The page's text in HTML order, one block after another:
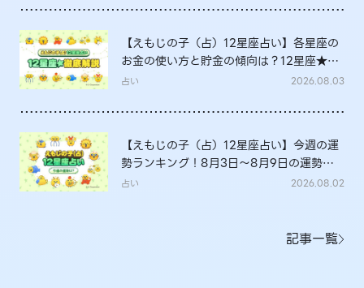
【えもじの子（占）12星座占い】各星座の
お金の使い方と貯金の傾向は？12星座★徹
底解説
占い 2026.08.03
【えもじの子（占）12星座占い】今週の運
勢ランキング！8月3日～8月9日の運勢
は？
占い 2026.08.02
記事一覧